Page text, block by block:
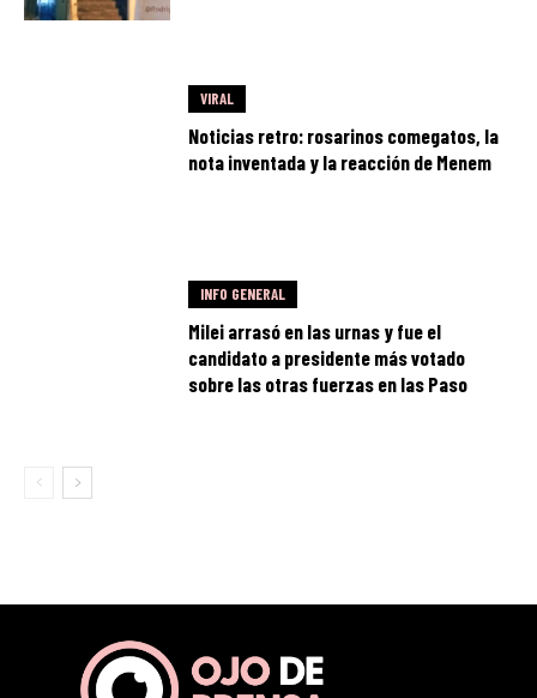
VIRAL
Noticias retro: rosarinos comegatos, la
nota inventada y la reacción de Menem
INFO GENERAL
Milei arrasó en las urnas y fue el
candidato a presidente más votado
sobre las otras fuerzas en las Paso